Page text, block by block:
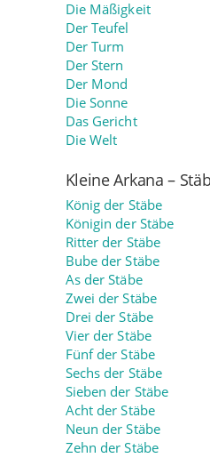
Die Mäßigkeit
Der Teufel
Der Turm
Der Stern
Der Mond
Die Sonne
Das Gericht
Die Welt
Kleine Arkana –
König der Stäbe
Königin der Stäbe
Ritter der Stäbe
Bube der Stäbe
As der Stäbe
Zwei der Stäbe
Drei der Stäbe
Vier der Stäbe
Fünf der Stäbe
Sechs der Stäbe
Sieben der Stäbe
Acht der Stäbe
Neun der Stäbe
Zehn der Stäbe